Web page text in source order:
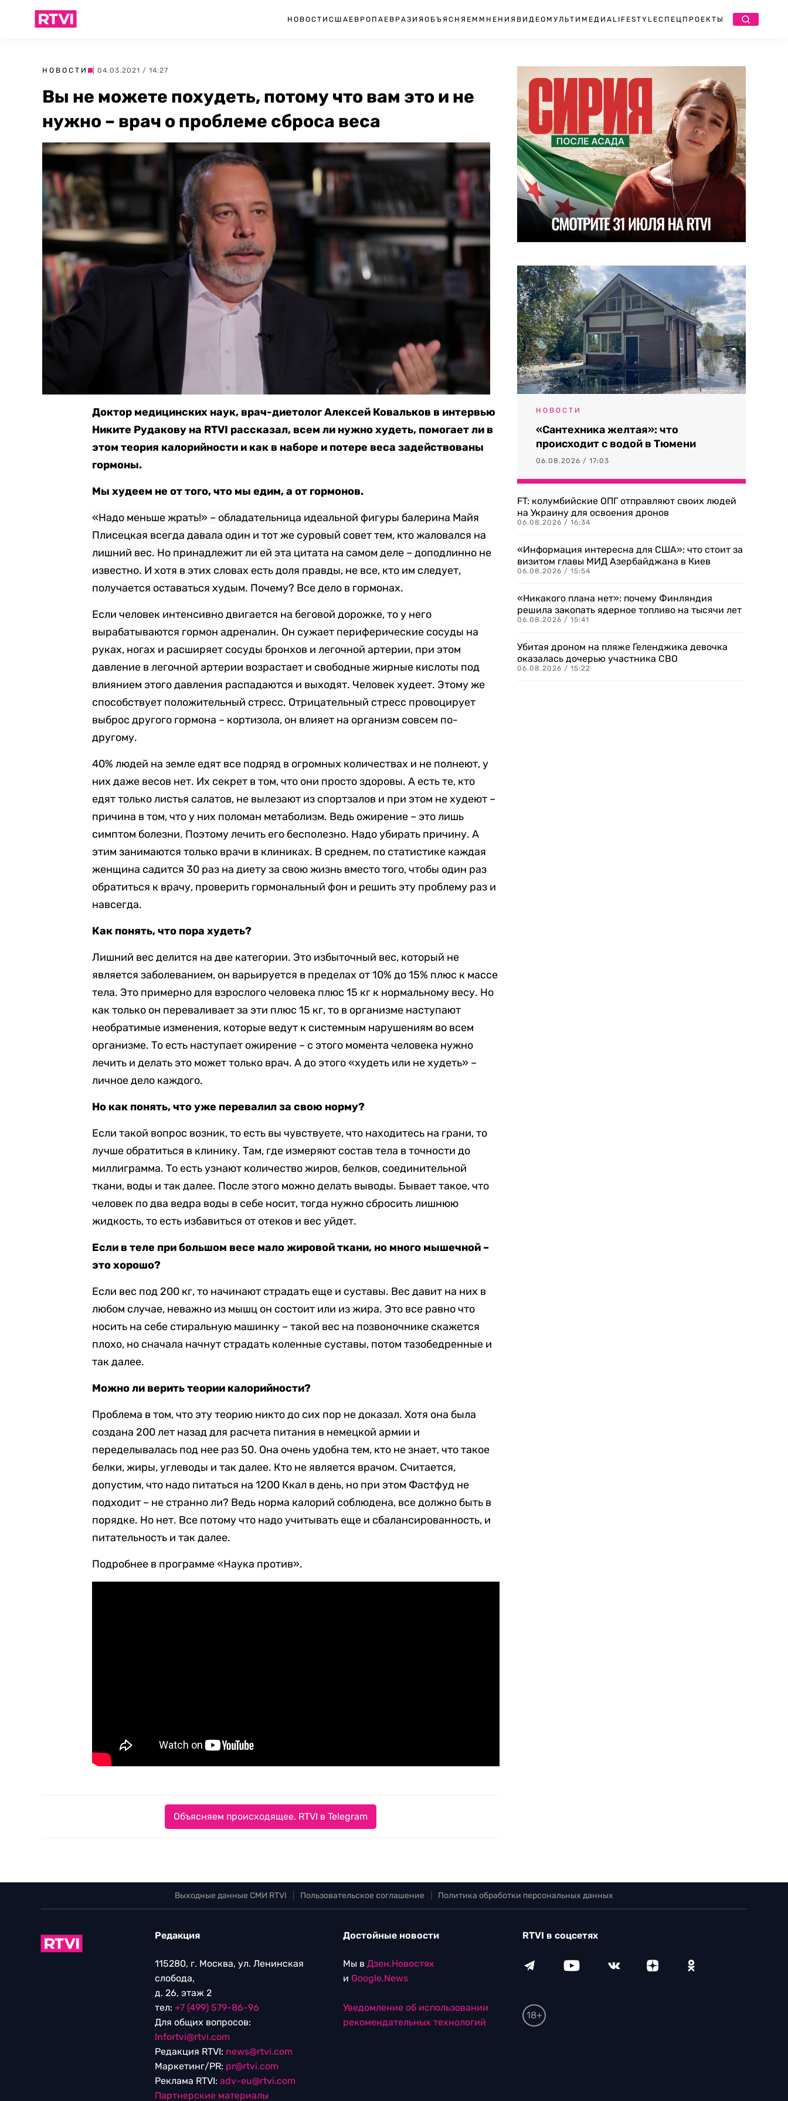
НОВОСТИ США ЕВРОПА ЕВРАЗИЯ ОБЪЯСНЯЕМ МНЕНИЯ ВИДЕО МУЛЬТИМЕДИА LIFESTYLEСПЕЦПРОЕКТЫ
НОВОСТИ | 04.03.2021 / 14:27
Вы не можете похудеть, потому что вам это и не
нужно – врач о проблеме сброса веса
Доктор медицинских наук, врач-диетолог Алексей Ковальков в интервью
Никите Рудакову на RTVI рассказал, всем ли нужно худеть, помогает ли в
этом теория калорийности и как в наборе и потере веса задействованы
гормоны.
Мы худеем не от того, что мы едим, а от гормонов.
«Надо меньше жрать!» – обладательница идеальной фигуры балерина Майя
Плисецкая всегда давала один и тот же суровый совет тем, кто жаловался на
лишний вес. Но принадлежит ли ей эта цитата на самом деле – доподлинно не
известно. И хотя в этих словах есть доля правды, не все, кто им следует,
получается оставаться худым. Почему? Все дело в гормонах.
Если человек интенсивно двигается на беговой дорожке, то у него
вырабатываются гормон адреналин. Он сужает периферические сосуды на
руках, ногах и расширяет сосуды бронхов и легочной артерии, при этом
давление в легочной артерии возрастает и свободные жирные кислоты под
влиянием этого давления распадаются и выходят. Человек худеет. Этому же
способствует положительный стресс. Отрицательный стресс провоцирует
выброс другого гормона – кортизола, он влияет на организм совсем по-
другому.
40% людей на земле едят все подряд в огромных количествах и не полнеют, у
них даже весов нет. Их секрет в том, что они просто здоровы. А есть те, кто
едят только листья салатов, не вылезают из спортзалов и при этом не худеют –
причина в том, что у них поломан метаболизм. Ведь ожирение – это лишь
симптом болезни. Поэтому лечить его бесполезно. Надо убирать причину. А
этим занимаются только врачи в клиниках. В среднем, по статистике каждая
женщина садится 30 раз на диету за свою жизнь вместо того, чтобы один раз
обратиться к врачу, проверить гормональный фон и решить эту проблему раз и
навсегда.
Как понять, что пора худеть?
Лишний вес делится на две категории. Это избыточный вес, который не
является заболеванием, он варьируется в пределах от 10% до 15% плюс к массе
тела. Это примерно для взрослого человека плюс 15 кг к нормальному весу. Но
как только он переваливает за эти плюс 15 кг, то в организме наступают
необратимые изменения, которые ведут к системным нарушениям во всем
организме. То есть наступает ожирение – с этого момента человека нужно
лечить и делать это может только врач. А до этого «худеть или не худеть» –
личное дело каждого.
Но как понять, что уже перевалил за свою норму?
Если такой вопрос возник, то есть вы чувствуете, что находитесь на грани, то
лучше обратиться в клинику. Там, где измеряют состав тела в точности до
миллиграмма. То есть узнают количество жиров, белков, соединительной
ткани, воды и так далее. После этого можно делать выводы. Бывает такое, что
человек по два ведра воды в себе носит, тогда нужно сбросить лишнюю
жидкость, то есть избавиться от отеков и вес уйдет.
Если в теле при большом весе мало жировой ткани, но много мышечной –
это хорошо?
Если вес под 200 кг, то начинают страдать еще и суставы. Вес давит на них в
любом случае, неважно из мышц он состоит или из жира. Это все равно что
носить на себе стиральную машинку – такой вес на позвоночнике скажется
плохо, но сначала начнут страдать коленные суставы, потом тазобедренные и
так далее.
Можно ли верить теории калорийности?
Проблема в том, что эту теорию никто до сих пор не доказал. Хотя она была
создана 200 лет назад для расчета питания в немецкой армии и
переделывалась под нее раз 50. Она очень удобна тем, кто не знает, что такое
белки, жиры, углеводы и так далее. Кто не является врачом. Считается,
допустим, что надо питаться на 1200 Ккал в день, но при этом Фастфуд не
подходит – не странно ли? Ведь норма калорий соблюдена, все должно быть в
порядке. Но нет. Все потому что надо учитывать еще и сбалансированность, и
питательность и так далее.
Подробнее в программе «Наука против».
Объясняем происходящее. RTVI в Telegram
НОВОСТИ
«Сантехника желтая»: что
происходит с водой в Тюмени
06.08.2026 / 17:03
FT: колумбийские ОПГ отправляют своих людей
на Украину для освоения дронов
06.08.2026 / 16:34
«Информация интересна для США»: что стоит за
визитом главы МИД Азербайджана в Киев
06.08.2026 / 15:54
«Никакого плана нет»: почему Финляндия
решила закопать ядерное топливо на тысячи лет
06.08.2026 / 15:41
Убитая дроном на пляже Геленджика девочка
оказалась дочерью участника СВО
06.08.2026 / 15:22
Выходные данные СМИ RTVI Пользовательское соглашение Политика обработки персональных данных
Редакция
115280, г. Москва, ул. Ленинская
слобода,
д. 26, этаж 2
тел: +7 (499) 579-86-96
Для общих вопросов:
Infortvi@rtvi.com
Редакция RTVI: news@rtvi.com
Маркетинг/PR: pr@rtvi.com
Реклама RTVI: adv-eu@rtvi.com
Партнерские материалы
Достойные новости
Мы в Дзен.Новостях
и Google.News
Уведомление об использовании
рекомендательных технологий
RTVI в соцсетях
18+